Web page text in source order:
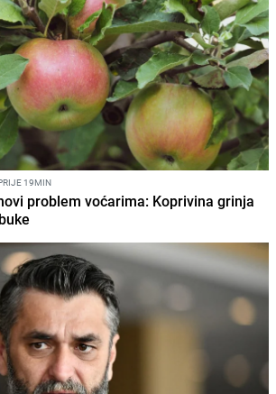
19MIN
problem voćarima: Koprivina grinja